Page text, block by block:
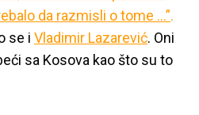
da razmisli o tome …”.
se i Vladimir Lazarević. Oni
sa Kosova kao što su to